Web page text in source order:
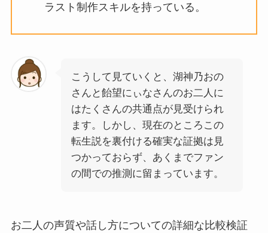
ラスト制作スキルを持っている。
こうして見ていくと、湖神乃おの
さんと飴望にぃなさんのお二人に
はたくさんの共通点が見受けられ
ます。しかし、現在のところこの
転生説を裏付ける確実な証拠は見
つかっておらず、あくまでファン
の間での推測に留まっています。
お二人の声質や話し方についての詳細な比較検証